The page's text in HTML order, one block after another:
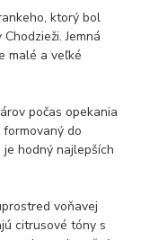
ktorý bol
Jemná
malé a veľké
počas opekania
do
hodný najlepších
voňavej
citrusové tóny s